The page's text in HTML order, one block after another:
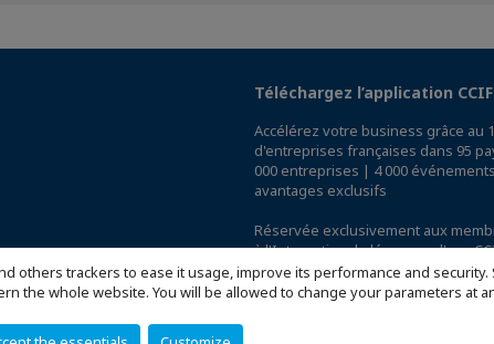
others trackers to ease it usage, improve its performance and
the whole website. You will be allowed to change your parameters at
Téléchargez l’application
Accélérez votre business grâce au
d'entreprises françaises dans 95
000 entreprises | 4 000
avantages exclusifs
Réservée exclusivement aux
à l'International,découvrez l'app